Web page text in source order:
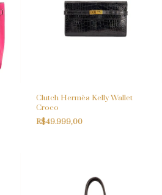
Clutch Hermès Kelly Wallet
Croco
R$49.999,00